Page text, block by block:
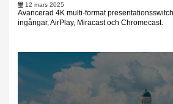
12 mars 2025
Avancerad 4K multi-format
ingångar, AirPlay, Miracast och Chromecast.